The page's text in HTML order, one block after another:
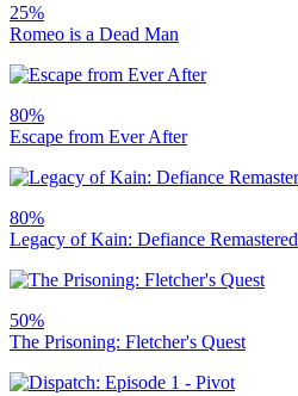
25%
Romeo is a Dead Man
80%
Escape from Ever After
80%
Legacy of Kain: Defiance Remastered
50%
The Prisoning: Fletcher's Quest